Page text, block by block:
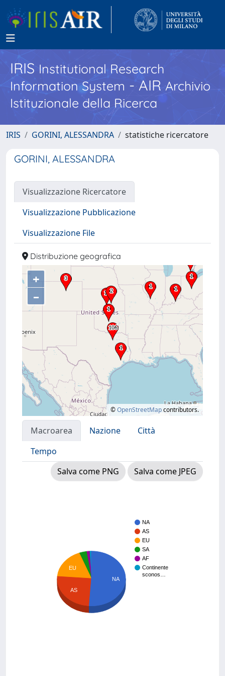
IRISInstitutional Research
Information System - AIR Archivio
Istituzionale della Ricerca
IRIS GORINI, ALESSANDRA statistiche ricercatore
GORINI, ALESSANDRA
Visualizzazione Ricercatore
Visualizzazione Pubblicazione
Visualizzazione File
Distribuzione geografica
+
–
©OpenStreetMapcontributors.
Macroarea Nazione
Città
Tempo
Salva come PNG
Salva come JPEG
NA
AS
EU
SA
AF
Continente
sconos…
EU
AS
NA